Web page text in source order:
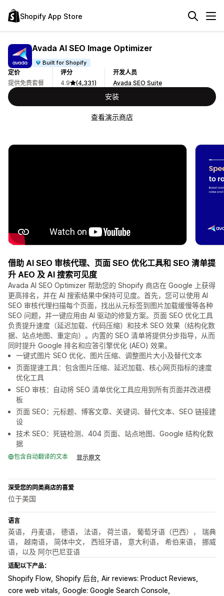
Shopify App Store
Avada AI SEO Image Optimizer
Built for Shopify
定价
提供免费套餐
评分
4.9
(4,331)
开发人员
Avada SEO Suite
安装
查看演示商店
借助 AI SEO 审核代理、页面 SEO 优化工具和 SEO 清单提
升 AEO 及 AI 搜索可见度
Avada AI SEO Optimizer 帮助您的 Shopify 商店在 Google 上获得
更高排名，并在 AI 搜索结果中保持可见度。首先，您可以使用 AI
SEO 审核代理扫描每个页面，找出从元标签到图片加载缓慢等各种
SEO 问题，并一键应用由 AI 驱动的修复方案。页面 SEO 优化工具
负责提升速度（延迟加载、代码压缩）和技术 SEO 效果（结构化数
据、站点地图、重定向）。内置的 SEO 清单将提供分步指导，从而
同时提升 Google 排名和应答引擎优化 (AEO) 效果。
一键式图片 SEO 优化、图片压缩、调整图片大小及替代文本
页面提速工具：包含图片压缩、延迟加载、核心网页指标的速度
优化工具
SEO 审核：自动将 SEO 清单优化工具应用到所有页面并改进模
板
页面 SEO：元标题、博客文章、关键词、替代文本、SEO 链接建
设
技术 SEO：死链检测、404 页面、站点地图、Google 结构化数
据
包含自动翻译的文本 显示原文
深受您的同类商店的喜爱
位于美国
语言
英语， 丹麦语， 德语， 法语， 荷兰语， 葡萄牙语（巴西）， 瑞典
语， 越南语， 简体中文， 西班牙语， 意大利语， 希伯来语， 挪威
语，以及 阿尔巴尼亚语
适配以下产品：
Shopify Flow Shopify 后台 Air reviews: Product Reviews
core web vitals Google: Google Search Console